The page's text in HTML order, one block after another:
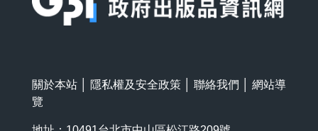
關於本站 隱私權及安全政策 聯絡我們
網站導
覽